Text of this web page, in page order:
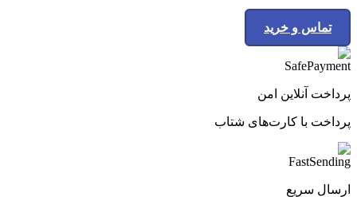
تماس و خرید
پرداخت آنلاین امن
پرداخت با کارت‌های شتاب
ارسال سریع